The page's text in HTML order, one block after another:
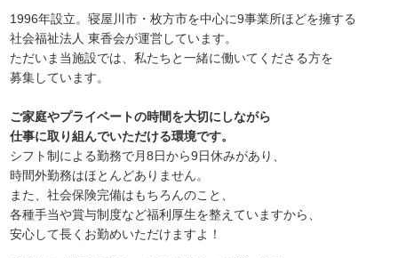
1996年設立。寝屋川市・枚方市を中心に9事業所ほどを擁する
社会福祉法人 東香会が運営しています。
ただいま当施設では、私たちと一緒に働いてくださる方を
募集しています。
ご家庭やプライベートの時間を大切にしながら
仕事に取り組んでいただける環境です。
シフト制による勤務で月8日から9日休みがあり、
時間外勤務はほとんどありません。
また、社会保険完備はもちろんのこと、
各種手当や賞与制度など福利厚生を整えていますから、
安心して長くお勤めいただけますよ！